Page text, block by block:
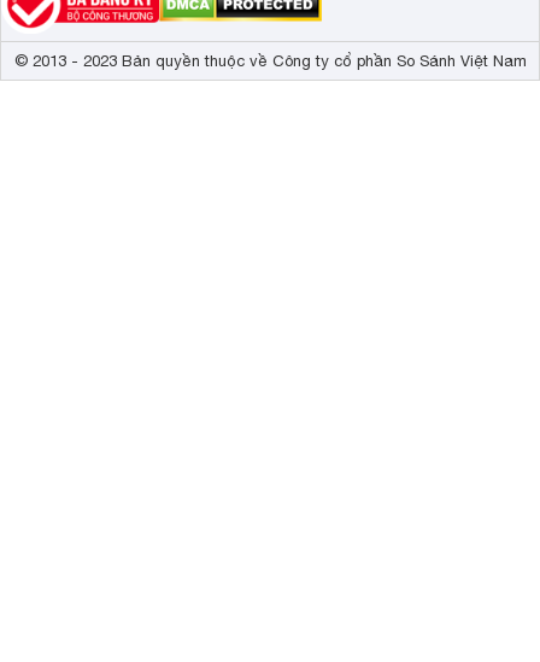
© 2013 - 2023 Bản quyền thuộc về Công ty cổ phần So Sánh Việt Nam